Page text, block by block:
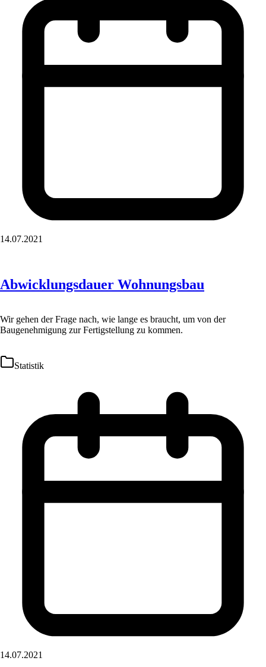
14.07.2021
Abwicklungsdauer Wohnungsbau
Wir gehen der Frage nach, wie lange es braucht, um von der
Baugenehmigung zur Fertigstellung zu kommen.
Statistik
14.07.2021